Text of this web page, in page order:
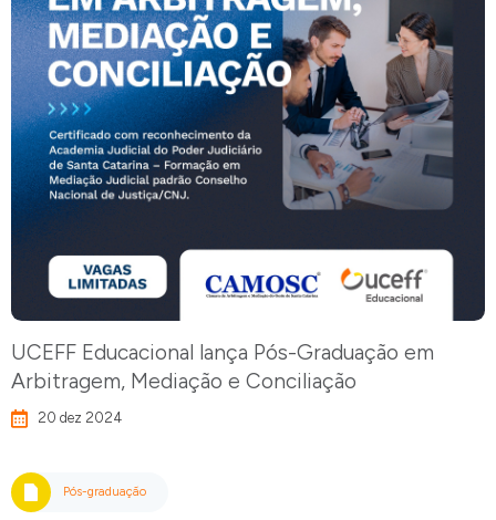
UCEFF Educacional lança Pós-Graduação em
Arbitragem, Mediação e Conciliação
20 dez 2024
Pós-graduação